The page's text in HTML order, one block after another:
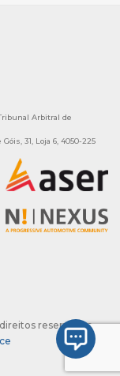
Arbitral de
31, Loja 6, 4050-225
reservados.